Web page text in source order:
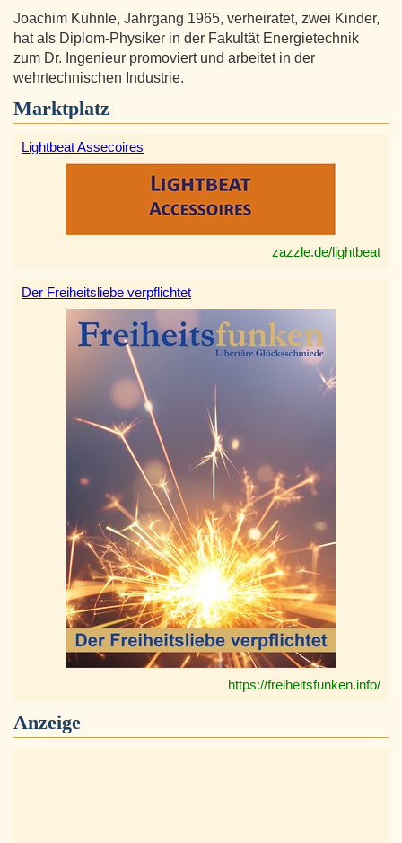
Joachim Kuhnle, Jahrgang 1965, verheiratet, zwei Kinder,
hat als Diplom-Physiker in der Fakultät Energietechnik
zum Dr. Ingenieur promoviert und arbeitet in der
wehrtechnischen Industrie.
Marktplatz
Lightbeat Assecoires
zazzle.de/lightbeat
Der Freiheitsliebe verpflichtet
https://freiheitsfunken.info/
Anzeige